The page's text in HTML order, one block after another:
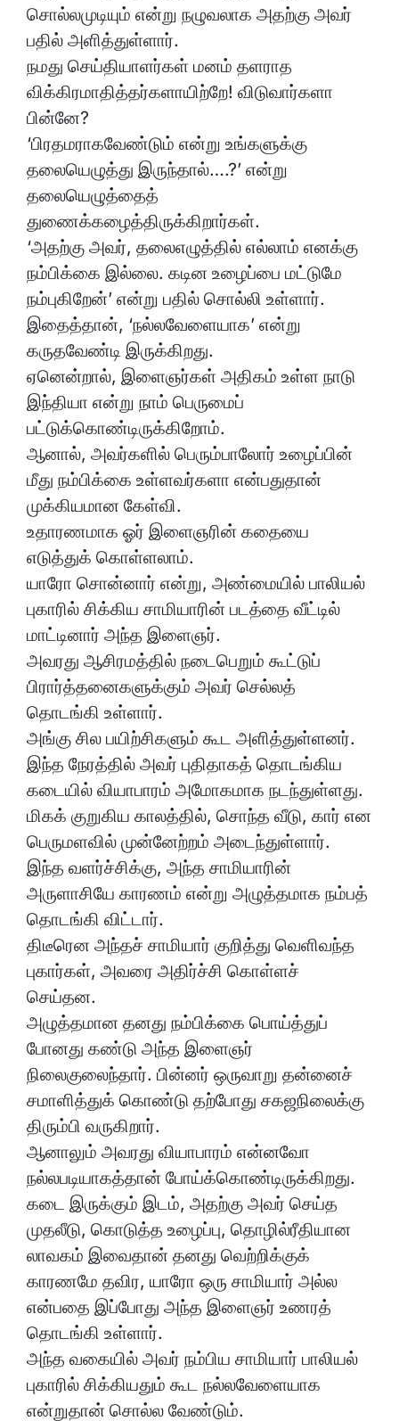
சொல்லமுடியும் என்று நழுவலாக அதற்கு அவர்
பதில் அளித்துள்ளார்.
நமது செய்தியாளர்கள் மனம் தளராத
விக்கிரமாதித்தர்களாயிற்றே! விடுவார்களா
பின்னே?
‘பிரதமராகவேண்டும் என்று உங்களுக்கு
தலையெழுத்து இருந்தால்….?’ என்று
தலையெழுத்தைத்
துணைக்கழைத்திருக்கிறார்கள்.
‘அதற்கு அவர், தலைஎழுத்தில் எல்லாம் எனக்கு
நம்பிக்கை இல்லை. கடின உழைப்பை மட்டுமே
நம்புகிறேன்’ என்று பதில் சொல்லி உள்ளார்.
இதைத்தான், ‘நல்லவேளையாக’ என்று
கருதவேண்டி இருக்கிறது.
ஏனென்றால், இளைஞர்கள் அதிகம் உள்ள நாடு
இந்தியா என்று நாம் பெருமைப்
பட்டுக்கொண்டிருக்கிறோம்.
ஆனால், அவர்களில் பெரும்பாலோர் உழைப்பின்
மீது நம்பிக்கை உள்ளவர்களா என்பதுதான்
முக்கியமான கேள்வி.
உதாரணமாக ஓர் இளைஞரின் கதையை
எடுத்துக் கொள்ளலாம்.
யாரோ சொன்னார் என்று, அண்மையில் பாலியல்
புகாரில் சிக்கிய சாமியாரின் படத்தை வீட்டில்
மாட்டினார் அந்த இளைஞர்.
அவரது ஆசிரமத்தில் நடைபெறும் கூட்டுப்
பிரார்த்தனைகளுக்கும் அவர் செல்லத்
தொடங்கி உள்ளார்.
அங்கு சில பயிற்சிகளும் கூட அளித்துள்ளனர்.
இந்த நேரத்தில் அவர் புதிதாகத் தொடங்கிய
கடையில் வியாபாரம் அமோகமாக நடந்துள்ளது.
மிகக் குறுகிய காலத்தில், சொந்த வீடு, கார் என
பெருமளவில் முன்னேற்றம் அடைந்துள்ளார்.
இந்த வளர்ச்சிக்கு, அந்த சாமியாரின்
அருளாசியே காரணம் என்று அழுத்தமாக நம்பத்
தொடங்கி விட்டார்.
திடீரென அந்தச் சாமியார் குறித்து வெளிவந்த
புகார்கள், அவரை அதிர்ச்சி கொள்ளச்
செய்தன.
அழுத்தமான தனது நம்பிக்கை பொய்த்துப்
போனது கண்டு அந்த இளைஞர்
நிலைகுலைந்தார். பின்னர் ஒருவாறு தன்னைச்
சமாளித்துக் கொண்டு தற்போது சகஜநிலைக்கு
திரும்பி வருகிறார்.
ஆனாலும் அவரது வியாபாரம் என்னவோ
நல்லபடியாகத்தான் போய்க்கொண்டிருக்கிறது.
கடை இருக்கும் இடம், அதற்கு அவர் செய்த
முதலீடு, கொடுத்த உழைப்பு, தொழில்ரீதியான
லாவகம் இவைதான் தனது வெற்றிக்குக்
காரணமே தவிர, யாரோ ஒரு சாமியார் அல்ல
என்பதை இப்போது அந்த இளைஞர் உணரத்
தொடங்கி உள்ளார்.
அந்த வகையில் அவர் நம்பிய சாமியார் பாலியல்
புகாரில் சிக்கியதும் கூட நல்லவேளையாக
என்றுதான் சொல்ல வேண்டும்.